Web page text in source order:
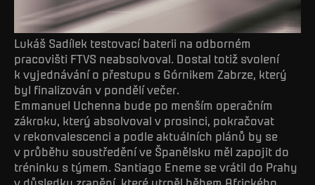
Lukáš Sadílek testovací baterii na odborném
pracovišti FTVS neabsolvoval. Dostal totiž svolení
k vyjednávání o přestupu s Górnikem Zabrze, který
byl finalizován v pondělí večer.
Emmanuel Uchenna bude po menším operačním
zákroku, který absolvoval v prosinci, pokračovat
v rekonvalescenci a podle aktuálních plánů by se
v průběhu soustředění ve Španělsku měl zapojit do
tréninku s týmem. Santiago Eneme se vrátil do Prahy